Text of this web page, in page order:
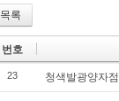
목록
번호
23 청색발광양자